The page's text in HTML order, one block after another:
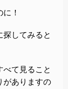
！
探してみると
べて見ること
がありますの